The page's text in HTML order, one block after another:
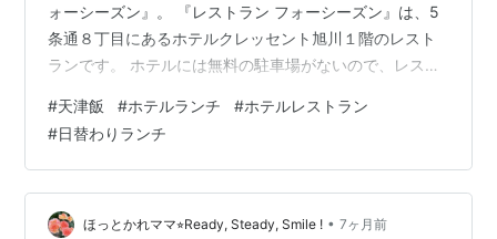
ォーシーズン』。 『レストラン フォーシーズン』は、5
条通８丁目にあるホテルクレッセント旭川１階のレスト
ランです。 ホテルには無料の駐車場がないので、レスト
なければなりません。 駐車料金がもったいなくて、なか
なか来る機会がなかったのですが、この日は午後から近
くで取材があったので、その前に立ち寄ってみました。
ホテルクレッセント旭川１階のロビーフロアにある『レ
ストラン フォーシーズン』は、明るく開放的な雰囲気。
#天津飯 #ホテルランチ #ホテルレストラン
#日替わりランチ
ほっとかれママ⭐︎Ready, Steady, Smile ! • 7ヶ月前